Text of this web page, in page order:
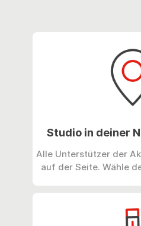
Studio in deiner
Alle Unterstützer der
auf der Seite. Wähle